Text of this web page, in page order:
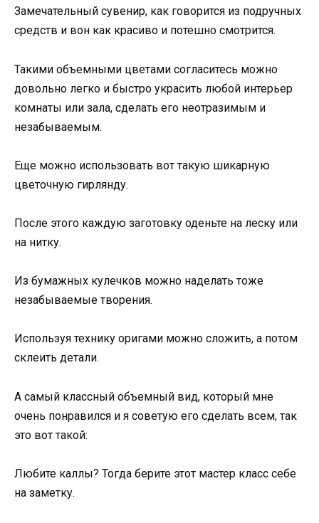
Замечательный сувенир, как говорится из подручных
средств и вон как красиво и потешно смотрится.
Такими объемными цветами согласитесь можно
довольно легко и быстро украсить любой интерьер
комнаты или зала, сделать его неотразимым и
незабываемым.
Еще можно использовать вот такую шикарную
цветочную гирлянду.
После этого каждую заготовку оденьте на леску или
на нитку.
Из бумажных кулечков можно наделать тоже
незабываемые творения.
Используя технику оригами можно сложить, а потом
склеить детали.
А самый классный объемный вид, который мне
очень понравился и я советую его сделать всем, так
это вот такой:
Любите каллы? Тогда берите этот мастер класс себе
на заметку.